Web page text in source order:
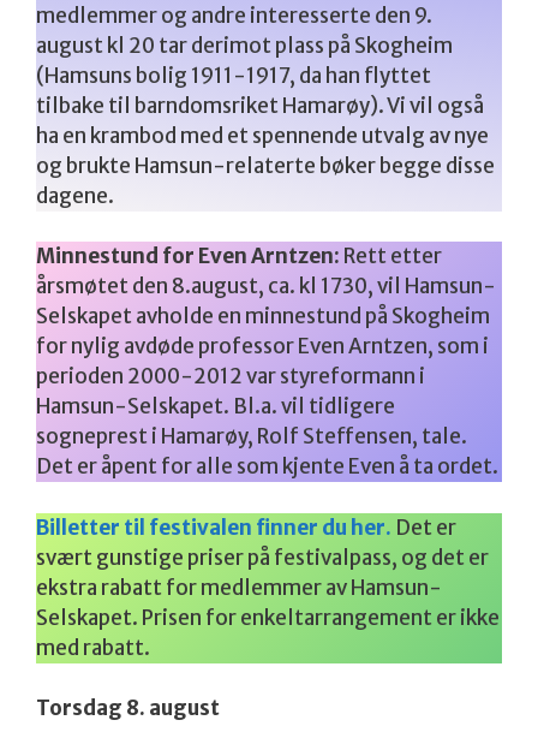
medlemmer og andre interesserte den 9.
august kl 20 tar derimot plass på Skogheim
(Hamsuns bolig 1911-1917, da han flyttet
tilbake til barndomsriket Hamarøy). Vi vil også
ha en krambod med et spennende utvalg av nye
og brukte Hamsun-relaterte bøker begge disse
dagene.
Minnestund for Even Arntzen: Rett etter
årsmøtet den 8.august, ca. kl 1730, vil Hamsun-
Selskapet avholde en minnestund på Skogheim
for nylig avdøde professor Even Arntzen, som i
perioden 2000-2012 var styreformann i
Hamsun-Selskapet. Bl.a. vil tidligere
sogneprest i Hamarøy, Rolf Steffensen, tale.
Det er åpent for alle som kjente Even å ta ordet.
Billetter til festivalen finner du her. Det er
svært gunstige priser på festivalpass, og det er
ekstra rabatt for medlemmer av Hamsun-
Selskapet. Prisen for enkeltarrangement er ikke
med rabatt.
Torsdag 8. august